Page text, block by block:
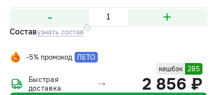
- +
Составузнать состав
-5% промокод ЛЕТО
кешбэк 285
2 856 ₽
Быстрая
доставка